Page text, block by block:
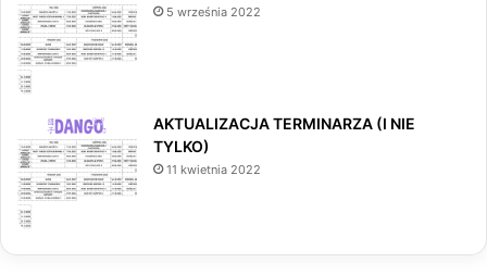
5 września 2022
AKTUALIZACJA TERMINARZA (I NIE
TYLKO)
11 kwietnia 2022